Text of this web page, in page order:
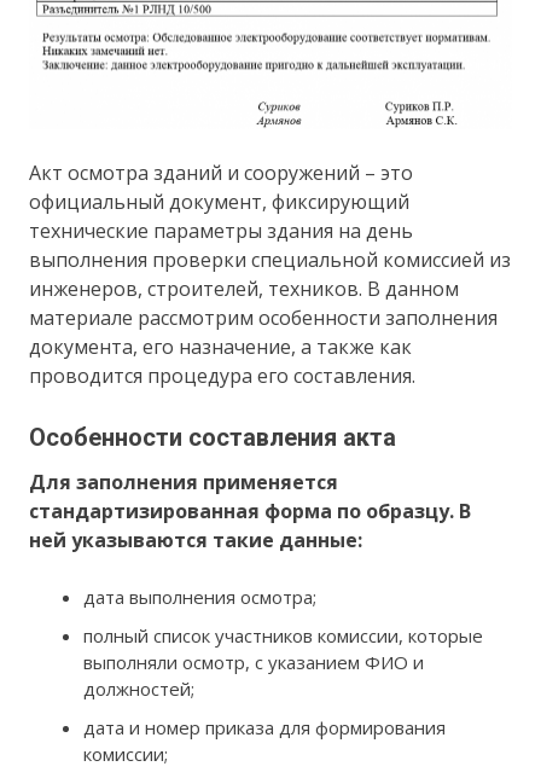
Акт осмотра зданий и сооружений – это
официальный документ, фиксирующий
технические параметры здания на день
выполнения проверки специальной комиссией из
инженеров, строителей, техников. В данном
материале рассмотрим особенности заполнения
документа, его назначение, а также как
проводится процедура его составления.
Особенности составления акта
Для заполнения применяется
стандартизированная форма по образцу. В
ней указываются такие данные:
дата выполнения осмотра;
полный список участников комиссии, которые
выполняли осмотр, с указанием ФИО и
должностей;
дата и номер приказа для формирования
комиссии;